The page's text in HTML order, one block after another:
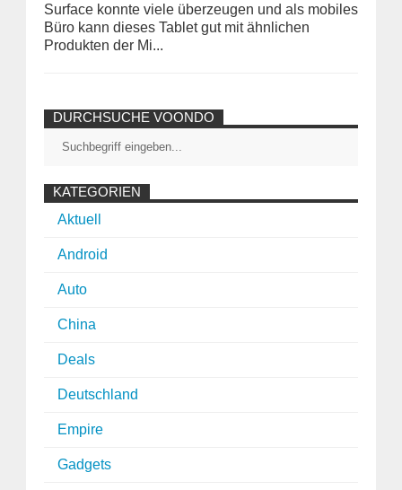
Surface konnte viele überzeugen und als mobiles
Büro kann dieses Tablet gut mit ähnlichen
Produkten der Mi...
DURCHSUCHE VOONDO
KATEGORIEN
Aktuell
Android
Auto
China
Deals
Deutschland
Empire
Gadgets